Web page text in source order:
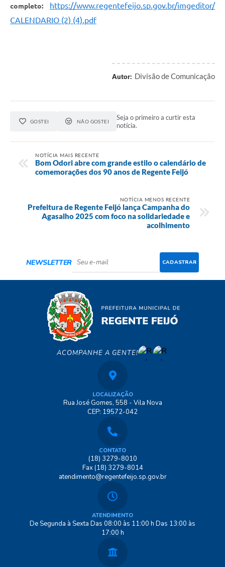
completo:
https://www.regentefeijo.sp.gov.br/imgeditor/
CALENDARIO (2) (4).pdf
Autor: Divisão de Comunicação
GOSTEI NÃO GOSTEI
Seja o primeiro a curtir esta
notícia.
NOTÍCIA MAIS RECENTE
Bom Odori abre com grande estilo o calendário de
comemorações dos 90 anos de Regente Feijó
NOTÍCIA MENOS RECENTE
Prefeitura de Regente Feijó lança Campanha do
Agasalho 2025 com foco na solidariedade e
acolhimento
NEWSLETTER CADASTRAR
ACOMPANHE A GENTE!
LOCALIZAÇÃO
Rua José Gomes, 558 - Vila Nova
CEP: 19572-042
CONTATO
(18) 3279-8010
Fax (18) 3279-8014
atendimento@regentefeijo.sp.gov.br
ATENDIMENTO
De Segunda à Sexta Das 08:00 às 11:00 h Das 13:00 às
17:00 h